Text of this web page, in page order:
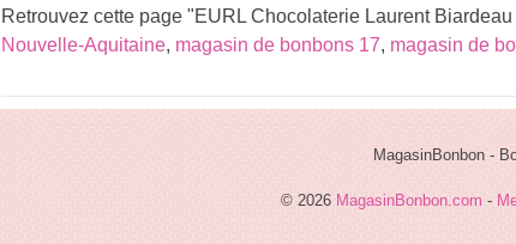
Retrouvez cette page "EURL Chocolaterie Laurent
Nouvelle-Aquitaine, magasin de bonbons 17, magasin de
MagasinBonbon -
© 2026 MagasinBonbon.com -